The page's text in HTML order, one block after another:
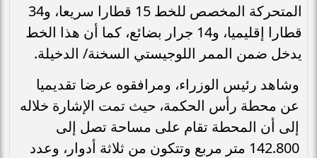
المتحركة المخصص للخط 15 قطارا سريعا، و34
قطارا إقليميا، و14 جرار بضائع، كما أن هذا الخط
يدخل ضمن الممر اللوجيستي السخنة/ الدخيلة.
وشاهد رئيس الوزراء، ومرافقوه عرضا تقديميا
عن محطة رأس الحكمة، حيث تمت الإشارة خلاله
إلى أن المحطة تقام على مساحة تصل إلى
142.800 متر مربع وتتكون من ثلاثة أدوار، وعدد